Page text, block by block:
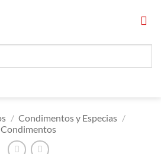
/ Condimentos y Especias /
Condimentos